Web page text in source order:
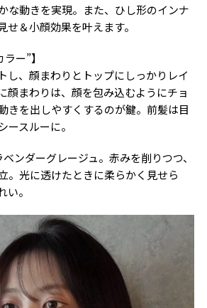
な動きを実現。また、ひし形のインナ
せ＆小顔効果を叶えます。
ー”】
し、顔まわりとトップにしっかりレイ
顔まわりは、顔を包み込むようにチョ
きを出しやすくするのが鍵。前髪は目
ースルーに。
ンダーグレージュ。赤みを削りつつ、
。光に透けたときに柔らかく見せら
。